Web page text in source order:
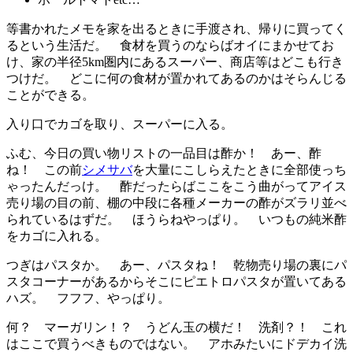
等書かれたメモを家を出るときに手渡され、帰りに買ってく
るという生活だ。 食材を買うのならばオイにまかせてお
け、家の半径5km圏内にあるスーパー、商店等はどこも行き
つけだ。 どこに何の食材が置かれてあるのかはそらんじる
ことができる。
入り口でカゴを取り、スーパーに入る。
ふむ、今日の買い物リストの一品目は酢か！ あー、酢
ね！ この前シメサバを大量にこしらえたときに全部使っち
ゃったんだっけ。 酢だったらばここをこう曲がってアイス
売り場の目の前、棚の中段に各種メーカーの酢がズラリ並べ
られているはずだ。 ほうらねやっぱり。 いつもの純米酢
をカゴに入れる。
つぎはパスタか。 あー、パスタね！ 乾物売り場の裏にパ
スタコーナーがあるからそこにピエトロパスタが置いてある
ハズ。 フフフ、やっぱり。
何？ マーガリン！？ うどん玉の横だ！ 洗剤？！ これ
はここで買うべきものではない。 アホみたいにドデカイ洗